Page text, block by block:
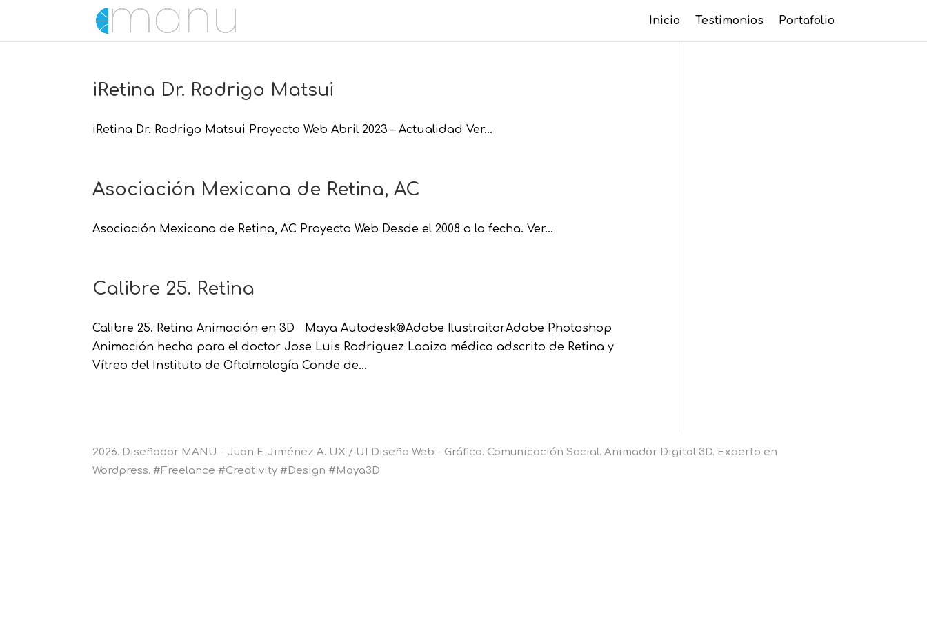
Inicio Testimonios Portafolio
iRetina Dr. Rodrigo Matsui
iRetina Dr. Rodrigo Matsui Proyecto Web Abril 2023 – Actualidad Ver...
Asociación Mexicana de Retina, AC
Asociación Mexicana de Retina, AC Proyecto Web Desde el 2008 a la fecha. Ver...
Calibre 25. Retina
Calibre 25. Retina Animación en 3D Maya Autodesk®Adobe IlustraitorAdobe Photoshop
Animación hecha para el doctor Jose Luis Rodriguez Loaiza médico adscrito de Retina y
Vítreo del Instituto de Oftalmología Conde de...
2026. Diseñador MANU - Juan E Jiménez A. UX / UI Diseño Web - Gráfico. Comunicación Social. Animador Digital 3D. Experto en
Wordpress. #Freelance #Creativity #Design #Maya3D